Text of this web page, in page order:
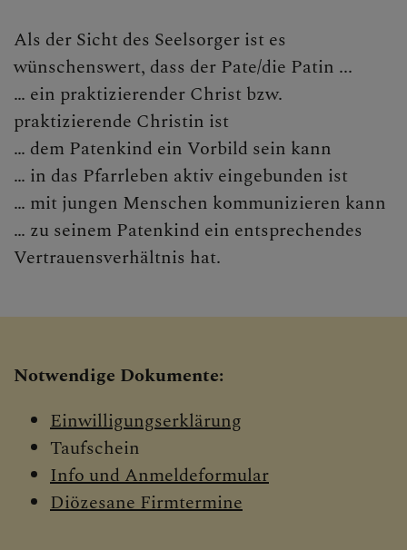
Als der Sicht des Seelsorger ist es
wünschenswert, dass der Pate/die Patin ...
… ein praktizierender Christ bzw.
praktizierende Christin ist
… dem Patenkind ein Vorbild sein kann
… in das Pfarrleben aktiv eingebunden ist
… mit jungen Menschen kommunizieren kann
… zu seinem Patenkind ein entsprechendes
Vertrauensverhältnis hat.
Notwendige Dokumente:
Einwilligungserklärung
Taufschein
Info und Anmeldeformular
Diözesane Firmtermine